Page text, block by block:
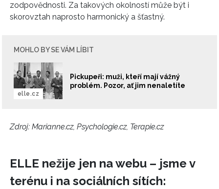
zodpovědnosti. Za takových okolností může být i
skorovztah naprosto harmonický a šťastný.
MOHLO BY SE VÁM LÍBIT
Pickupeři: muži, kteří mají vážný
problém. Pozor, ať jim nenaletíte
elle.cz
Zdroj: Marianne.cz, Psychologie.cz, Terapie.cz
ELLE nežije jen na webu – jsme v
terénu i na sociálních sítích: